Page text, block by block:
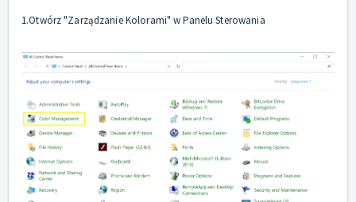
1.Otwórz "Zarządzanie Kolorami" w Panelu Sterowania